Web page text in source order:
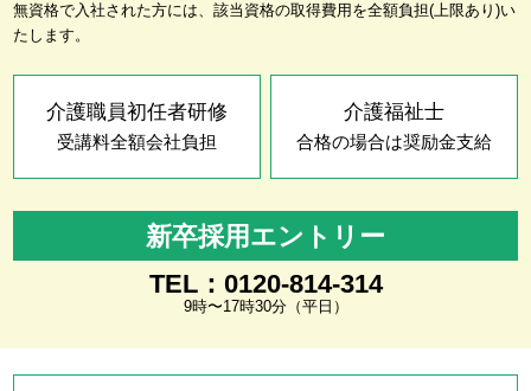
無資格で入社された方には、該当資格の取得費用を全額負担(上限あり)い
たします。
介護職員初任者研修
受講料全額会社負担
介護福祉士
合格の場合は奨励金支給
新卒採用エントリー
TEL：0120-814-314
9時〜17時30分（平日）